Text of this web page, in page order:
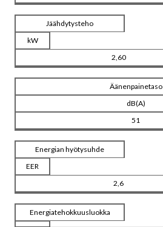
Jäähdytysteho
kW
2,60
Äänenpainetaso
dB(A)
51
Energian hyötysuhde
EER
2,6
Energiatehokkuusluokka